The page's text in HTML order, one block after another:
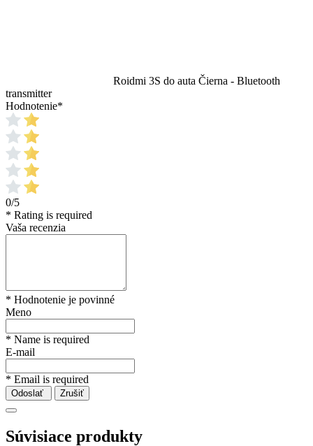
Roidmi 3S do auta Čierna - Bluetooth
transmitter
Hodnotenie*
0/5
* Rating is required
Vaša recenzia
* Hodnotenie je povinné
Meno
* Name is required
E-mail
* Email is required
Odoslať Zrušiť
Súvisiace produkty